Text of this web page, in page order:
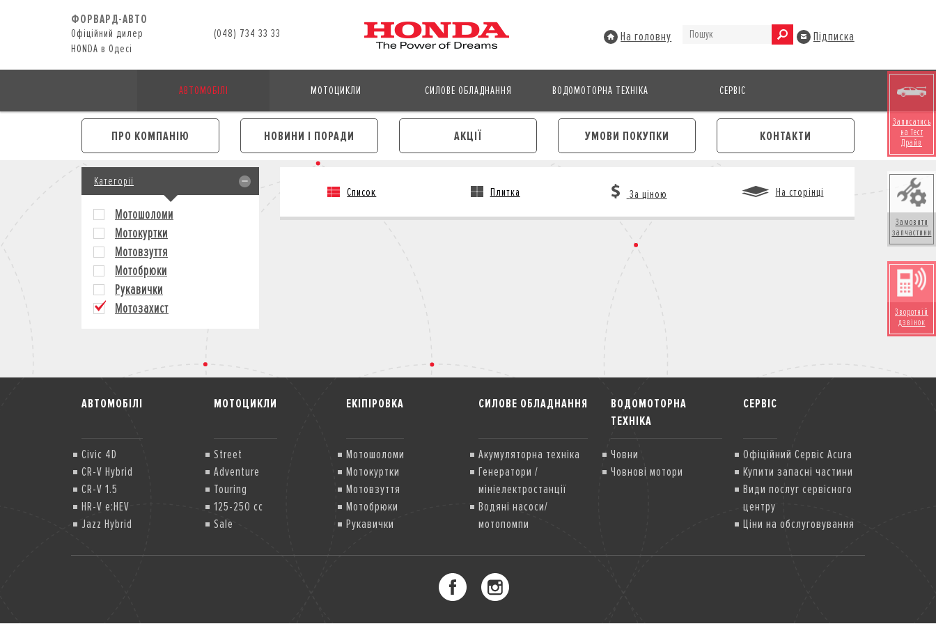
ФОРВАРД-АВТО
Офіційний дилер
HONDA в Одесі
(048) 734 33 33 На головну Підписка
АВТОМОБІЛІ МОТОЦИКЛИ СИЛОВЕ ОБЛАДНАННЯ ВОДОМОТОРНА ТЕХНІКА СЕРВІС
ПРО КОМПАНІЮ НОВИНИ І ПОРАДИ АКЦІЇ УМОВИ ПОКУПКИ КОНТАКТИ
Записатись
на Тест
Драйв
Замовити
запчастини
Зворотній
дзвінок
Категорії
Мотошоломи
Мотокуртки
Мотовзуття
Мотобрюки
Рукавички
Мотозахист
Список Плитка За ціною На сторінці
АВТОМОБІЛІ
Civic 4D
CR-V Hybrid
CR-V 1.5
HR-V e:HEV
Jazz Hybrid
Jazz Hybrid Crosstar (2)
МОТОЦИКЛИ
Street
Adventure
Touring
125-250 cc
Sale
ЕКІПІРОВКА
Мотошоломи
Мотокуртки
Мотовзуття
Мотобрюки
Рукавички
СИЛОВЕ ОБЛАДНАННЯ
Акумуляторна техніка
Генератори /
мініелектростанції
Водяні насоси/
мотопомпи
Газонокосарки
Мультисистема
Снігоприбиральники
ВОДОМОТОРНА
ТЕХНІКА
Човни
Човнові мотори
СЕРВІС
Офіційний Сервіс Acura
Купити запасні частини
Види послуг сервісного
центру
Ціни на обслуговування
діагностика